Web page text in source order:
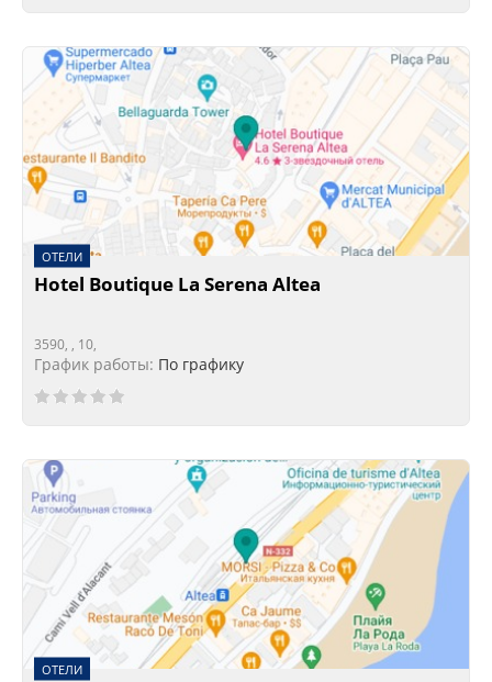
ОТЕЛИ
Hotel Boutique La Serena Altea
3590, , 10,
График работы: По графику
ОТЕЛИ